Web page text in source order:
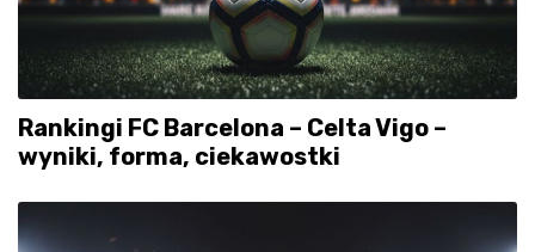
Rankingi FC Barcelona – Celta Vigo –
wyniki, forma, ciekawostki